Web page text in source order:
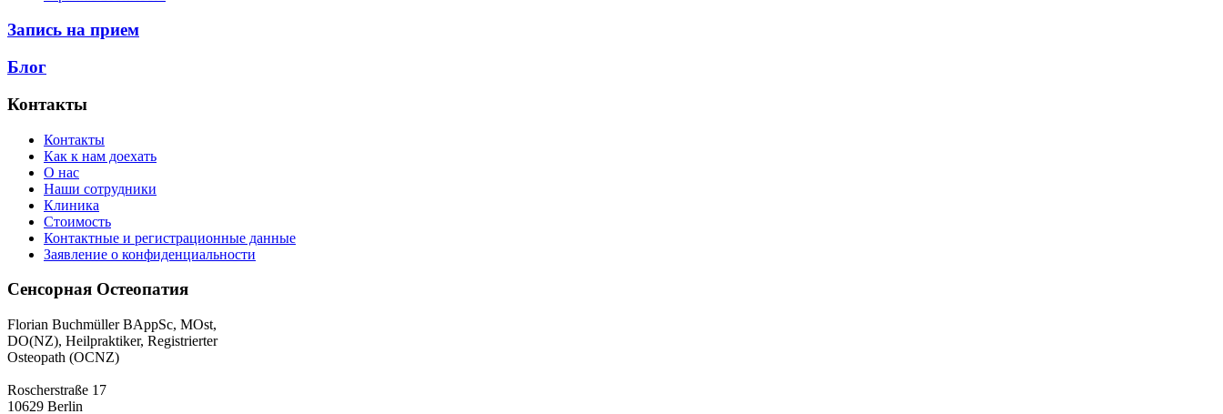
Запись на прием
Блог
Контакты
Контакты
Как к нам доехать
О нас
Наши сотрудники
Клиника
Стоимость
Контактные и регистрационные данные
Заявление о конфиденциальности
Сенсорная Остеопатия
Florian Buchmüller BAppSc, MOst,
DO(NZ), Heilpraktiker, Registrierter
Osteopath (OCNZ)
Roscherstraße 17
10629 Berlin